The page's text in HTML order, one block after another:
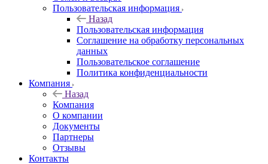
Пользовательская информация
Назад
Пользовательская информация
Соглашение на обработку персональных
данных
Пользовательское соглашение
Политика конфиденциальности
Компания
Назад
Компания
О компании
Документы
Партнеры
Отзывы
Контакты